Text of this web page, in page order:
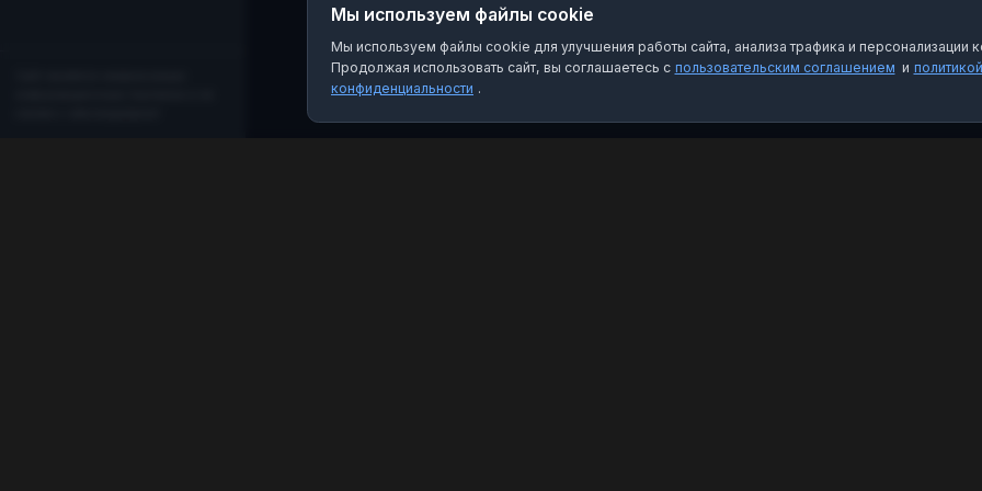
Мы используем файлы cookie
Мы используем файлы cookie для улучшения работы сайта, анализа трафика и персонализации
Продолжая использовать сайт, вы соглашаетесь с пользовательским соглашением и политикой
конфиденциальности .